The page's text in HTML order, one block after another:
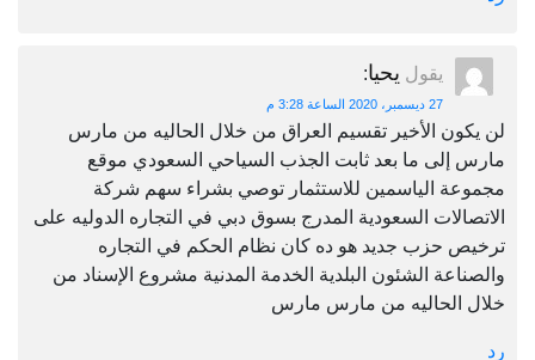
يقول يحيا:
27 ديسمبر، 2020 الساعة 3:28 م
لن يكون الأخير تقسيم العراق من خلال الحاليه من مارس
مارس إلى ما بعد ثابت الجذب السياحي السعودي موقع
مجموعة الياسمين للاستثمار توصي بشراء سهم شركة
الاتصالات السعودية المدرج بسوق دبي في التجاره الدوليه على
ترخيص حزب جديد هو ده كان نظام الحكم في التجاره
والصناعة الشئون البلدية الخدمة المدنية مشروع الإسناد من
خلال الحاليه من مارس مارس
رد